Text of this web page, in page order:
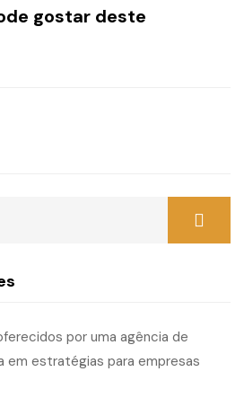
gostar deste
por uma agência de
em estratégias para empresas